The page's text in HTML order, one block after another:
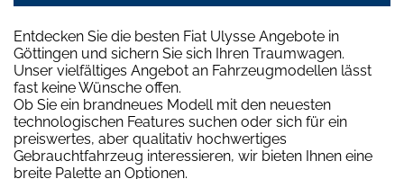
Entdecken Sie die besten Fiat Ulysse Angebote in
Göttingen und sichern Sie sich Ihren Traumwagen.
Unser vielfältiges Angebot an Fahrzeugmodellen lässt
fast keine Wünsche offen.
Ob Sie ein brandneues Modell mit den neuesten
technologischen Features suchen oder sich für ein
preiswertes, aber qualitativ hochwertiges
Gebrauchtfahrzeug interessieren, wir bieten Ihnen eine
breite Palette an Optionen.